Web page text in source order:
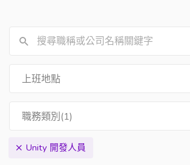
上班地點
職務類別(1)
Unity 開發人員